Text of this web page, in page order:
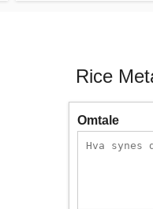
Rice
Omtale